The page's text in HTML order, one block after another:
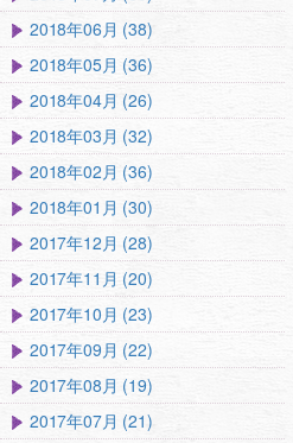
2018年06月 (38)
2018年05月 (36)
2018年04月 (26)
2018年03月 (32)
2018年02月 (36)
2018年01月 (30)
2017年12月 (28)
2017年11月 (20)
2017年10月 (23)
2017年09月 (22)
2017年08月 (19)
2017年07月 (21)